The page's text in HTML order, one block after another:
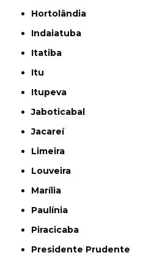
Hortolândia
Indaiatuba
Itatiba
Itu
Itupeva
Jaboticabal
Jacareí
Limeira
Louveira
Marília
Paulínia
Piracicaba
Presidente Prudente